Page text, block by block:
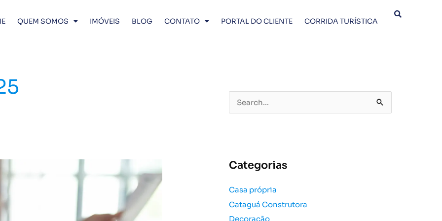
QUEM SOMOS IMÓVEIS BLOG CONTATO PORTAL DO CLIENTE CORRIDA TURÍSTICA
e
i
a
r
p
Categorias
Casa própria
Cataguá Construtora
Decoração